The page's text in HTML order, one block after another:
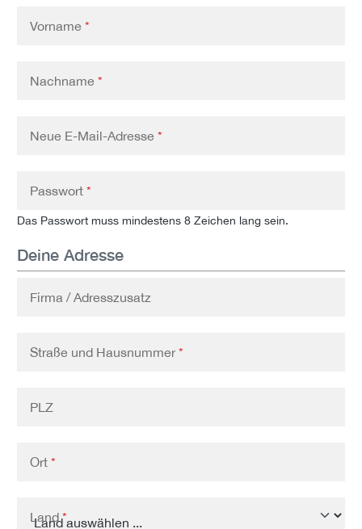
Vorname *
Nachname *
Neue E-Mail-Adresse *
Passwort *
Das Passwort muss mindestens 8 Zeichen lang sein.
Deine Adresse
Firma / Adresszusatz
Straße und Hausnummer*
PLZ
Ort *
Land*